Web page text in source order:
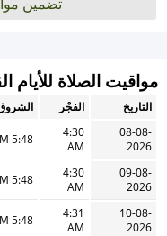
مواقيت الصلاة للأيام
التاريخ الفجْر
08-08-
2026
4:30
AM
5:48 AM
09-08-
2026
4:30
AM
5:48 AM
10-08-
2026
4:31
AM
5:48 AM